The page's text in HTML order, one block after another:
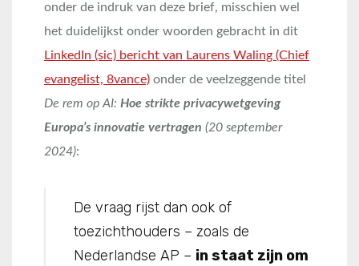
onder de indruk van deze brief, misschien wel
het duidelijkst onder woorden gebracht in dit
LinkedIn (sic) bericht van Laurens Waling (Chief
evangelist, 8vance) onder de veelzeggende titel
De rem op AI: Hoe strikte privacywetgeving
Europa’s innovatie vertragen (20 september
2024):
De vraag rijst dan ook of
toezichthouders – zoals de
Nederlandse AP – in staat zijn om